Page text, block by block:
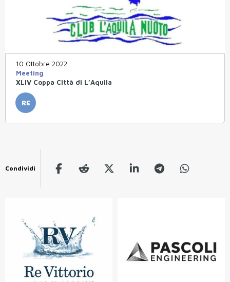
10 Ottobre 2022
Meeting
XLIV Coppa Città di L’Aquila
RE
Condividi